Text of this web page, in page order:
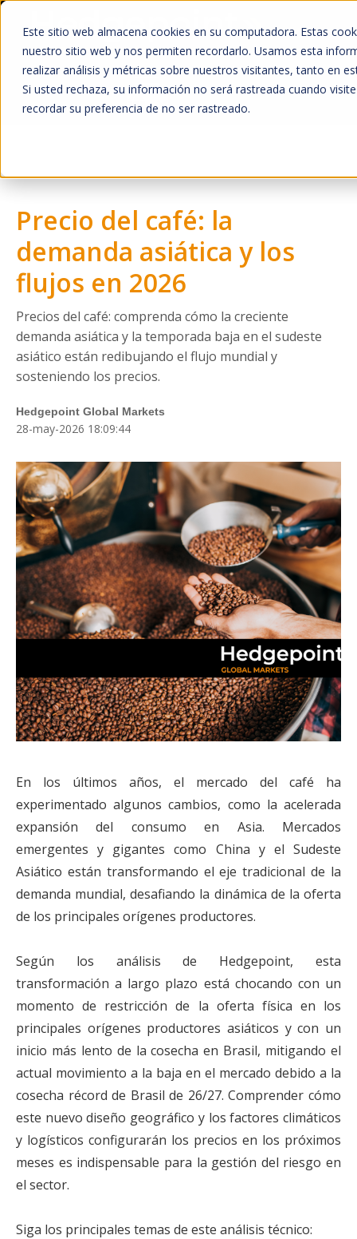
Este sitio web almacena cookies en su computadora. Estas
nuestro sitio web y nos permiten recordarlo. Usamos esta
realizar análisis y métricas sobre nuestros visitantes, tanto en
Si usted rechaza, su información no será rastreada cuando
recordar su preferencia de no ser rastreado.
Home
Mercado
Quem Somos
A Hedgepoint
Trabalhe Conosco
Blog
Login
Cadastre-se
Precio del café: la
demanda asiática y los
flujos en 2026
Precios del café: comprenda cómo la creciente
demanda asiática y la temporada baja en el sudeste
asiático están redibujando el flujo mundial y
sosteniendo los precios.
Hedgepoint Global Markets
28-may-2026 18:09:44
En los últimos años, el mercado del café ha
experimentado algunos cambios, como la acelerada
expansión del consumo en Asia. Mercados
emergentes y gigantes como China y el Sudeste
Asiático están transformando el eje tradicional de la
demanda mundial, desafiando la dinámica de la oferta
de los principales orígenes productores.
Según los análisis de Hedgepoint, esta
transformación a largo plazo está chocando con un
momento de restricción de la oferta física en los
principales orígenes productores asiáticos y con un
inicio más lento de la cosecha en Brasil, mitigando el
actual movimiento a la baja en el mercado debido a la
cosecha récord de Brasil de 26/27. Comprender cómo
este nuevo diseño geográfico y los factores climáticos
y logísticos configurarán los precios en los próximos
meses es indispensable para la gestión del riesgo en
el sector.
Siga los principales temas de este análisis técnico: